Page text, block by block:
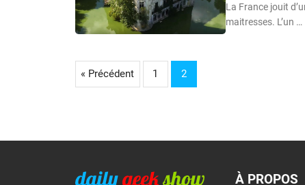
La France jouit
maitresses. L’un …
« Précédent 1 2
À PROPOS